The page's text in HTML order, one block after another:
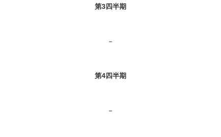
第3四半期
－
第4四半期
－